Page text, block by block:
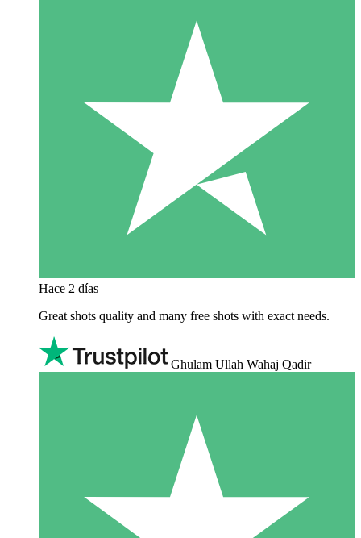
Hace 2 días
Great shots quality and many free shots with exact needs.
Ghulam Ullah Wahaj Qadir